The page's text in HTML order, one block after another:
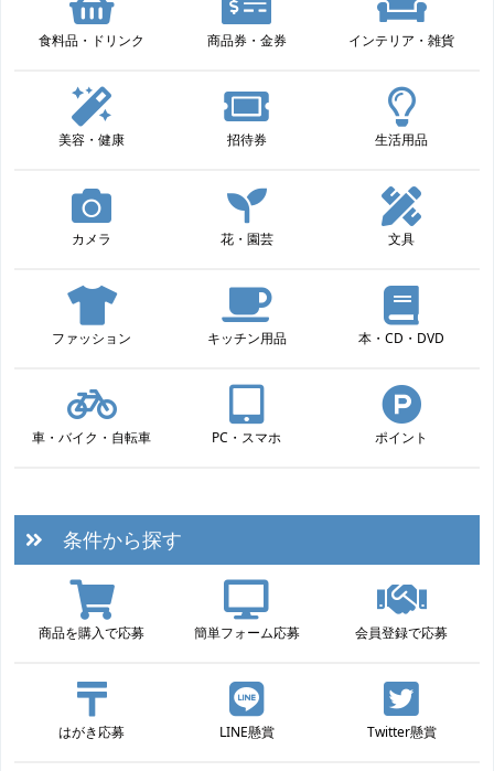
食料品・ドリンク 商品券・金券 インテリア・雑貨
美容・健康 招待券 生活用品
カメラ 花・園芸 文具
ファッション キッチン用品 本・CD・DVD
車・バイク・自転車 PC・スマホ ポイント
条件から探す
商品を購入で応募 簡単フォーム応募 会員登録で応募
はがき応募 LINE懸賞 Twitter懸賞